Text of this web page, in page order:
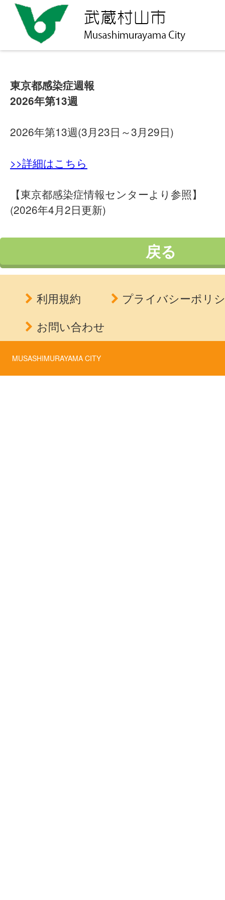
東京都感染症週報
2026年第13週
2026年第13週(3月23日～3月29日)
>>詳細はこちら
【東京都感染症情報センターより参照】
(2026年4月2日更新)
戻る
利用規約
プライバシーポリ
お問い合わせ
MUSASHIMURAYAMA CITY